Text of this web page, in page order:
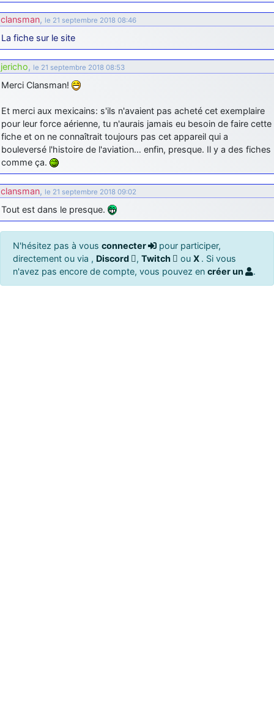
clansman, le 21 septembre 2018 08:46
La fiche sur le site
jericho, le 21 septembre 2018 08:53
Merci Clansman!
Et merci aux mexicains: s'ils n'avaient pas acheté cet exemplaire
pour leur force aérienne, tu n'aurais jamais eu besoin de faire cette
fiche et on ne connaîtrait toujours pas cet appareil qui a
bouleversé l'histoire de l'aviation… enfin, presque. Il y a des fiches
comme ça.
clansman, le 21 septembre 2018 09:02
Tout est dans le presque.
N'hésitez pas à vous connecter
pour participer,
directement ou via , Discord , Twitch ou X . Si vous
n'avez pas encore de compte, vous pouvez en créer un .